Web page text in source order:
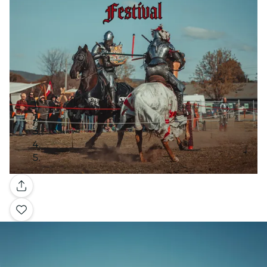
Galería